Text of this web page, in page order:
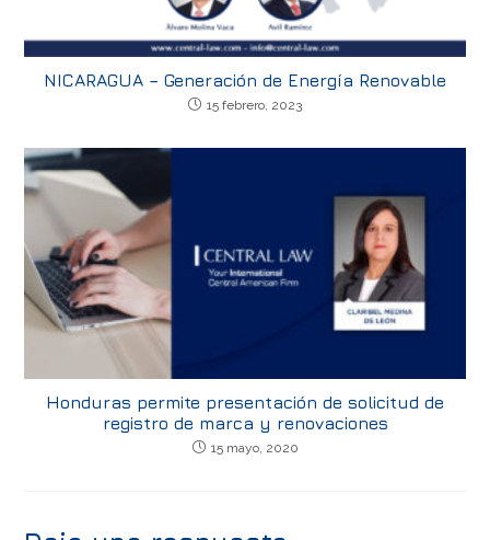
NICARAGUA – Generación de Energía Renovable
15 febrero, 2023
Honduras permite presentación de solicitud de
registro de marca y renovaciones
15 mayo, 2020